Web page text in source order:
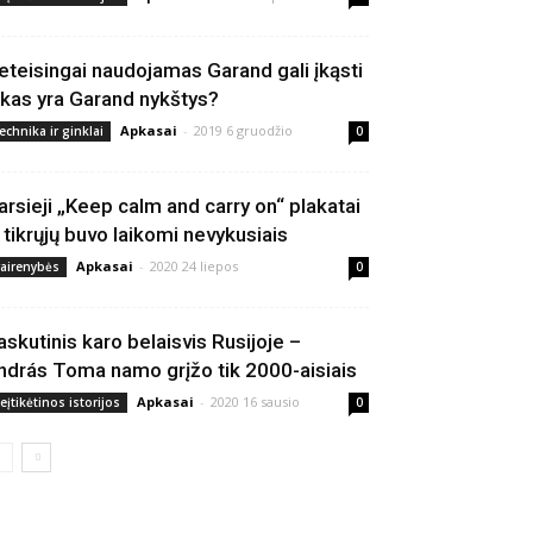
naudojamas Garand gali įkąsti
yra Garand nykštys?
ir ginklai Apkasai - 2019 6 gruodžio 0
„Keep calm and carry on“ plakatai
tikrųjų buvo laikomi nevykusiais
Apkasai - 2020 24 liepos 0
karo belaisvis Rusijoje –
Toma namo grįžo tik 2000-aisiais
istorijos Apkasai - 2020 16 sausio 0